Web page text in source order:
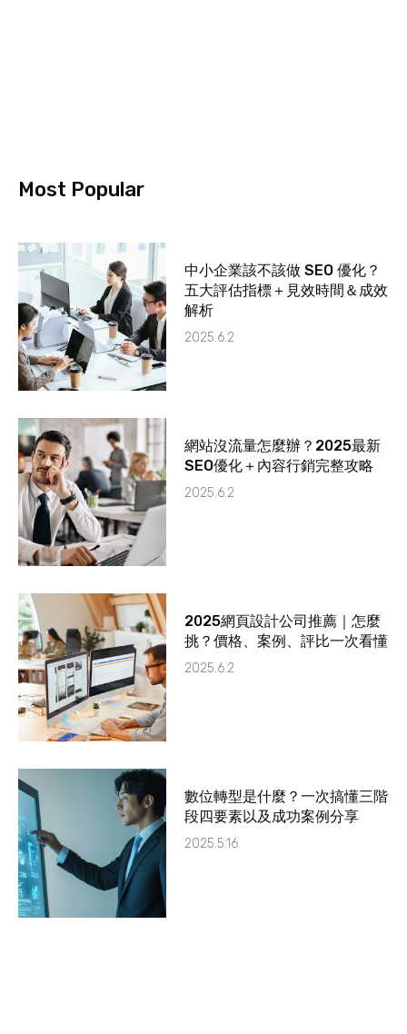
Most Popular
中小企業該不該做 SEO 優化？
五大評估指標＋見效時間＆成效
解析
2025.6.2
網站沒流量怎麼辦？2025最新
SEO優化＋內容行銷完整攻略
2025.6.2
2025網頁設計公司推薦｜怎麼
挑？價格、案例、評比一次看懂
2025.6.2
數位轉型是什麼？一次搞懂三階
段四要素以及成功案例分享
2025.5.16